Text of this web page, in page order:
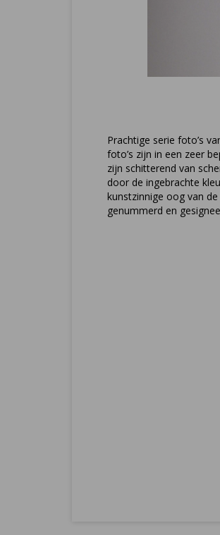
Prachtige serie foto’s
foto’s zijn in een zeer
zijn schitterend van
door de ingebrachte
kunstzinnige oog van
genummerd en